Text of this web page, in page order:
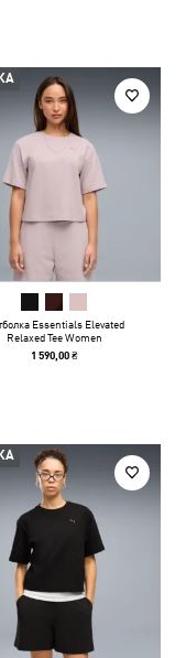
Essentials Elevated
Relaxed Tee Women
1 590,00 ₴